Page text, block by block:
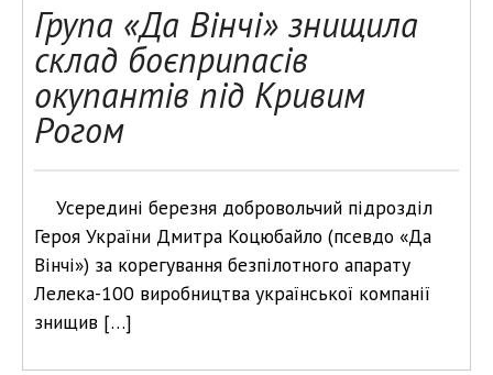
Група «Да Вінчі» знищила
склад боєприпасів
окупантів під Кривим
Рогом
Усередині березня добровольчий підрозділ
Героя України Дмитра Коцюбайло (псевдо «Да
Вінчі») за корегування безпілотного апарату
Лелека-100 виробництва української компанії
знищив […]